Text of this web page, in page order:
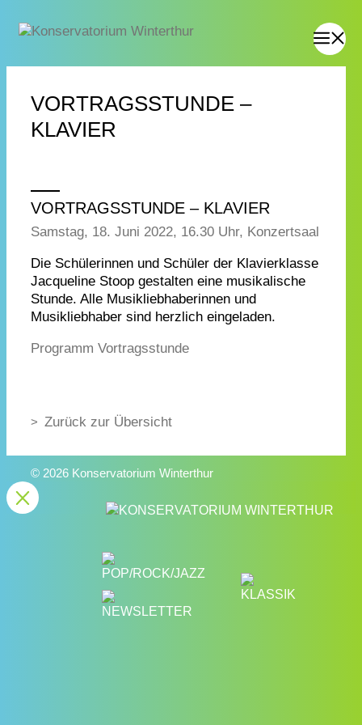
VORTRAGSSTUNDE –
KLAVIER
VORTRAGSSTUNDE – KLAVIER
Samstag, 18. Juni 2022, 16.30 Uhr, Konzertsaal
Die Schülerinnen und Schüler der Klavierklasse
Jacqueline Stoop gestalten eine musikalische
Stunde. Alle Musikliebhaberinnen und
Musikliebhaber sind herzlich eingeladen.
Programm Vortragsstunde
Zurück zur Übersicht
© 2026 Konservatorium Winterthur